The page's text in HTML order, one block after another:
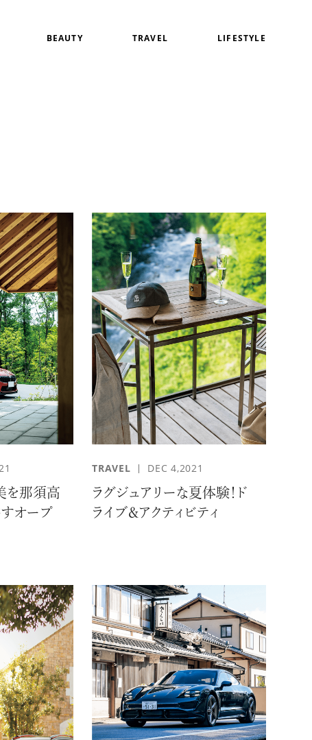
BEAUTY TRAVEL LIFESTYLE
白 アイメイク
#SKINCARE
を那須高
オープ
TRAVEL DEC 4,2021
ラグジュアリーな夏体験！ド
ライブ＆アクティビティ